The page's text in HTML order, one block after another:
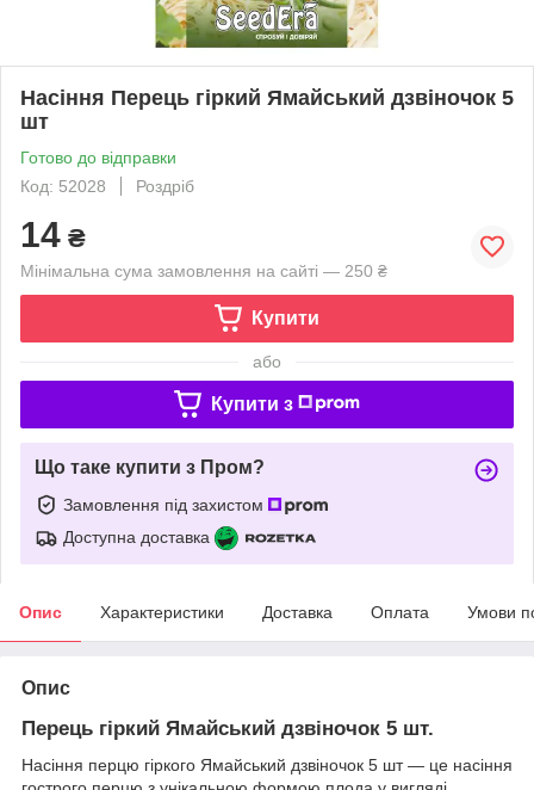
Насіння Перець гіркий Ямайський дзвіночок 5
шт
Готово до відправки
Код: 52028
Роздріб
14 ₴
Мінімальна сума замовлення на сайті — 250 ₴
Купити
або
Купити з
Що таке купити з Пром?
Замовлення під захистом
Доступна доставка
Опис Характеристики Доставка Оплата Умови
Опис
Перець гіркий Ямайський дзвіночок 5 шт.
Насіння перцю гіркого Ямайський дзвіночок 5 шт — це насіння